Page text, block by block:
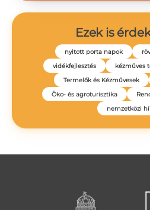
Ezek is
nyitott porta napok
vidékfejlesztés
kézműves
Termelők és Kézművesek
Öko- és agroturisztika
nemzetközi